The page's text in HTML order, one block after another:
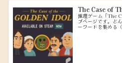
The Case of
推理ゲーム「The
プページです。ど
ーワードを集める